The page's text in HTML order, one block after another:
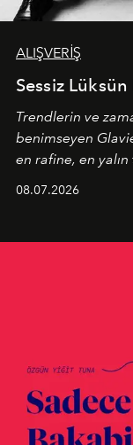
ALIŞVERİŞ
Sessiz Lüksün
Trendlerin ve
benimseyen
en rafine, en
08.07.2026